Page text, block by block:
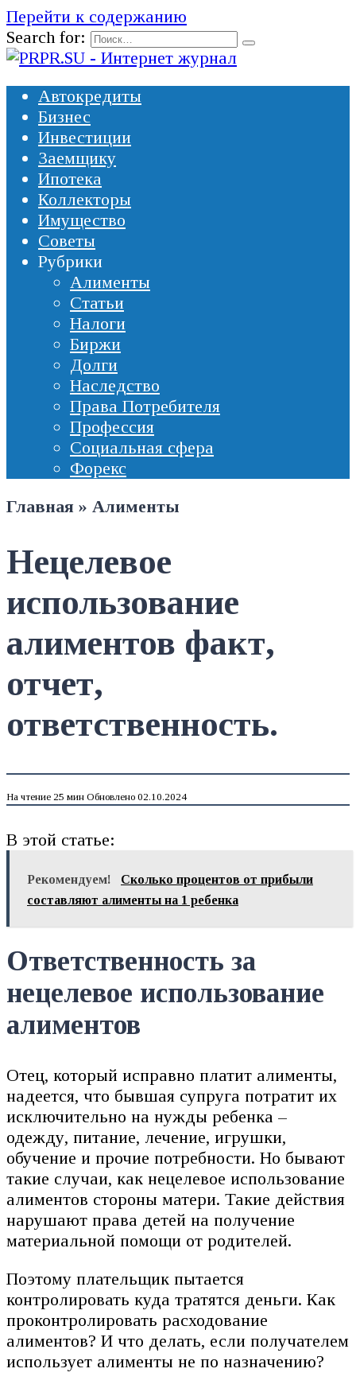
Перейти к содержанию
Search for:
Автокредиты
Бизнес
Инвестиции
Заемщику
Ипотека
Коллекторы
Имущество
Советы
Рубрики
Алименты
Статьи
Налоги
Биржи
Долги
Наследство
Права Потребителя
Профессия
Социальная сфера
Форекс
Главная » Алименты
Нецелевое
использование
алиментов факт,
отчет,
ответственность.
На чтение 25 мин Обновлено 02.10.2024
В этой статье:
Рекомендуем!
Сколько процентов от прибыли
составляют алименты на 1 ребенка
Ответственность за
нецелевое использование
алиментов
Отец, который исправно платит алименты,
надеется, что бывшая супруга потратит их
исключительно на нужды ребенка –
одежду, питание, лечение, игрушки,
обучение и прочие потребности. Но бывают
такие случаи, как нецелевое использование
алиментов стороны матери. Такие действия
нарушают права детей на получение
материальной помощи от родителей.
Поэтому плательщик пытается
контролировать куда тратятся деньги. Как
проконтролировать расходование
алиментов? И что делать, если получателем
использует алименты не по назначению?